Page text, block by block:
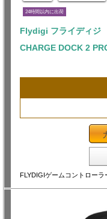
24時間以内に出荷
Flydigi フライディジ
CHARGE DOCK 2
FLYDIGIゲームコントローラ